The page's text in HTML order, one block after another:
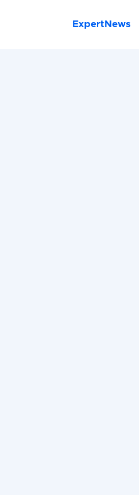
ExpertNews